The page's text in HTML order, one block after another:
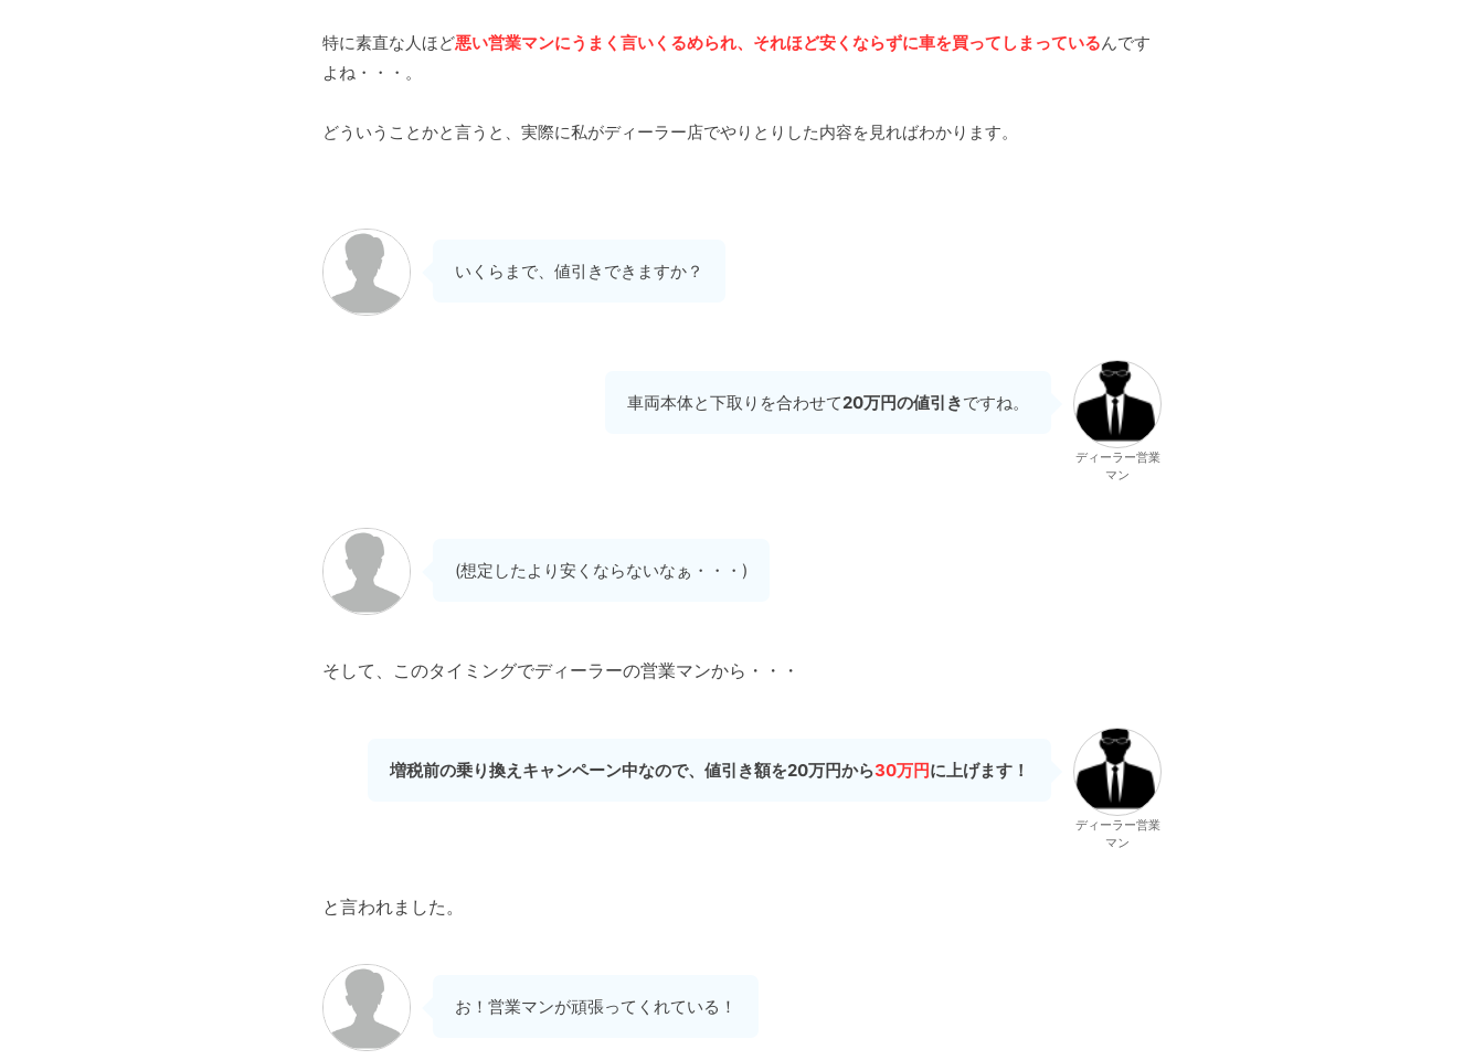
特に素直な人ほど悪い営業マンにうまく言いくるめられ、それほど安くならずに車を買ってしまっているんです
よね・・・。
どういうことかと言うと、実際に私がディーラー店でやりとりした内容を見ればわかります。
いくらまで、値引きできますか？
車両本体と下取りを合わせて20万円の値引きですね。
ディーラー営業
マン
(想定したより安くならないなぁ・・・)
そして、このタイミングでディーラーの営業マンから・・・
増税前の乗り換えキャンペーン中なので、値引き額を20万円から30万円に上げます！
ディーラー営業
マン
と言われました。
お！営業マンが頑張ってくれている！